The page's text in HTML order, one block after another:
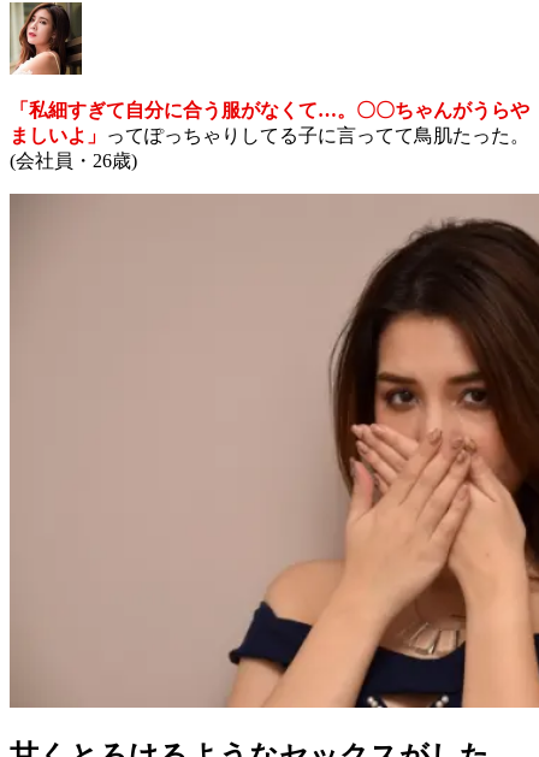
「私細すぎて自分に合う服がなくて…。〇〇ちゃんがうらや
ましいよ」 ってぽっちゃりしてる子に言ってて鳥肌たった。
(会社員・26歳)